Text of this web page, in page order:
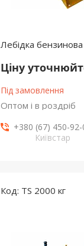
Лебідка
Ціну
Під замовлення
Оптом і в роздріб
+380 (67) 450-92-
Київстар
TS 2000 кг